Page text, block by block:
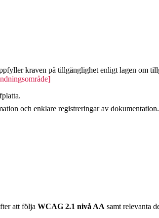
kraven på tillgänglighet enligt lagen om
och enklare registreringar av dokumentation.
att följa WCAG 2.1 nivå AA samt relevanta